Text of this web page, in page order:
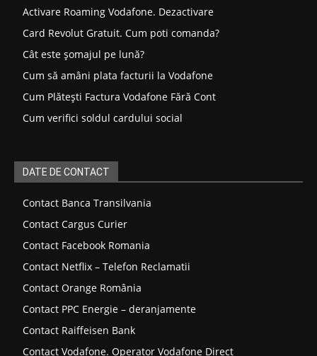
Activare Roaming Vodafone. Dezactivare
Card Revolut Gratuit. Cum poti comanda?
Cât este șomajul pe lună?
Cum să amâni plata facturii la Vodafone
Cum Plătești Factura Vodafone Fără Cont
Cum verifici soldul cardului social
DATE DE CONTACT
Contact Banca Transilvania
Contact Cargus Curier
Contact Facebook Romania
Contact Netflix – Telefon Reclamatii
Contact Orange România
Contact PPC Energie – deranjamente
Contact Raiffeisen Bank
Contact Vodafone. Operator Vodafone Direct